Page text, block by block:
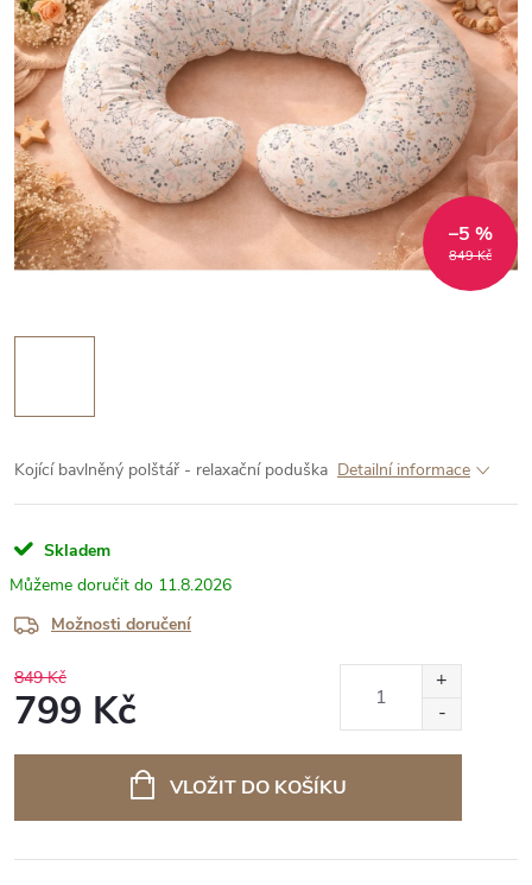
849 Kč
–5 %
Kojící bavlněný polštář - relaxační poduška Detailní informace
Skladem
11.8.2026
Možnosti doručení
849 Kč
799 Kč
VLOŽIT DO KOŠÍKU